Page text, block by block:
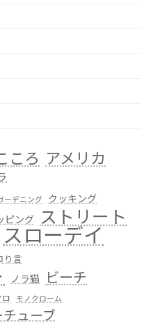
ころ アメリカ
ーデニング クッキング
ピング ストリート
スローデイ
り言
ノラ猫 ビーチ
ロ モノクローム
チューブ